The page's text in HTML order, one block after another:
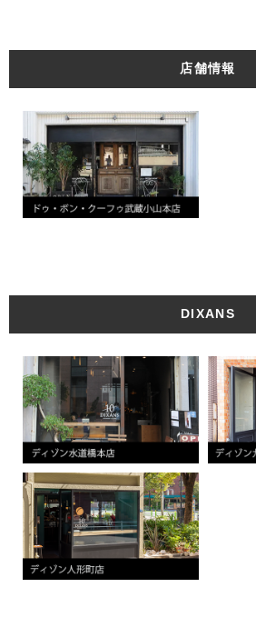
店舗情報
DIXANS